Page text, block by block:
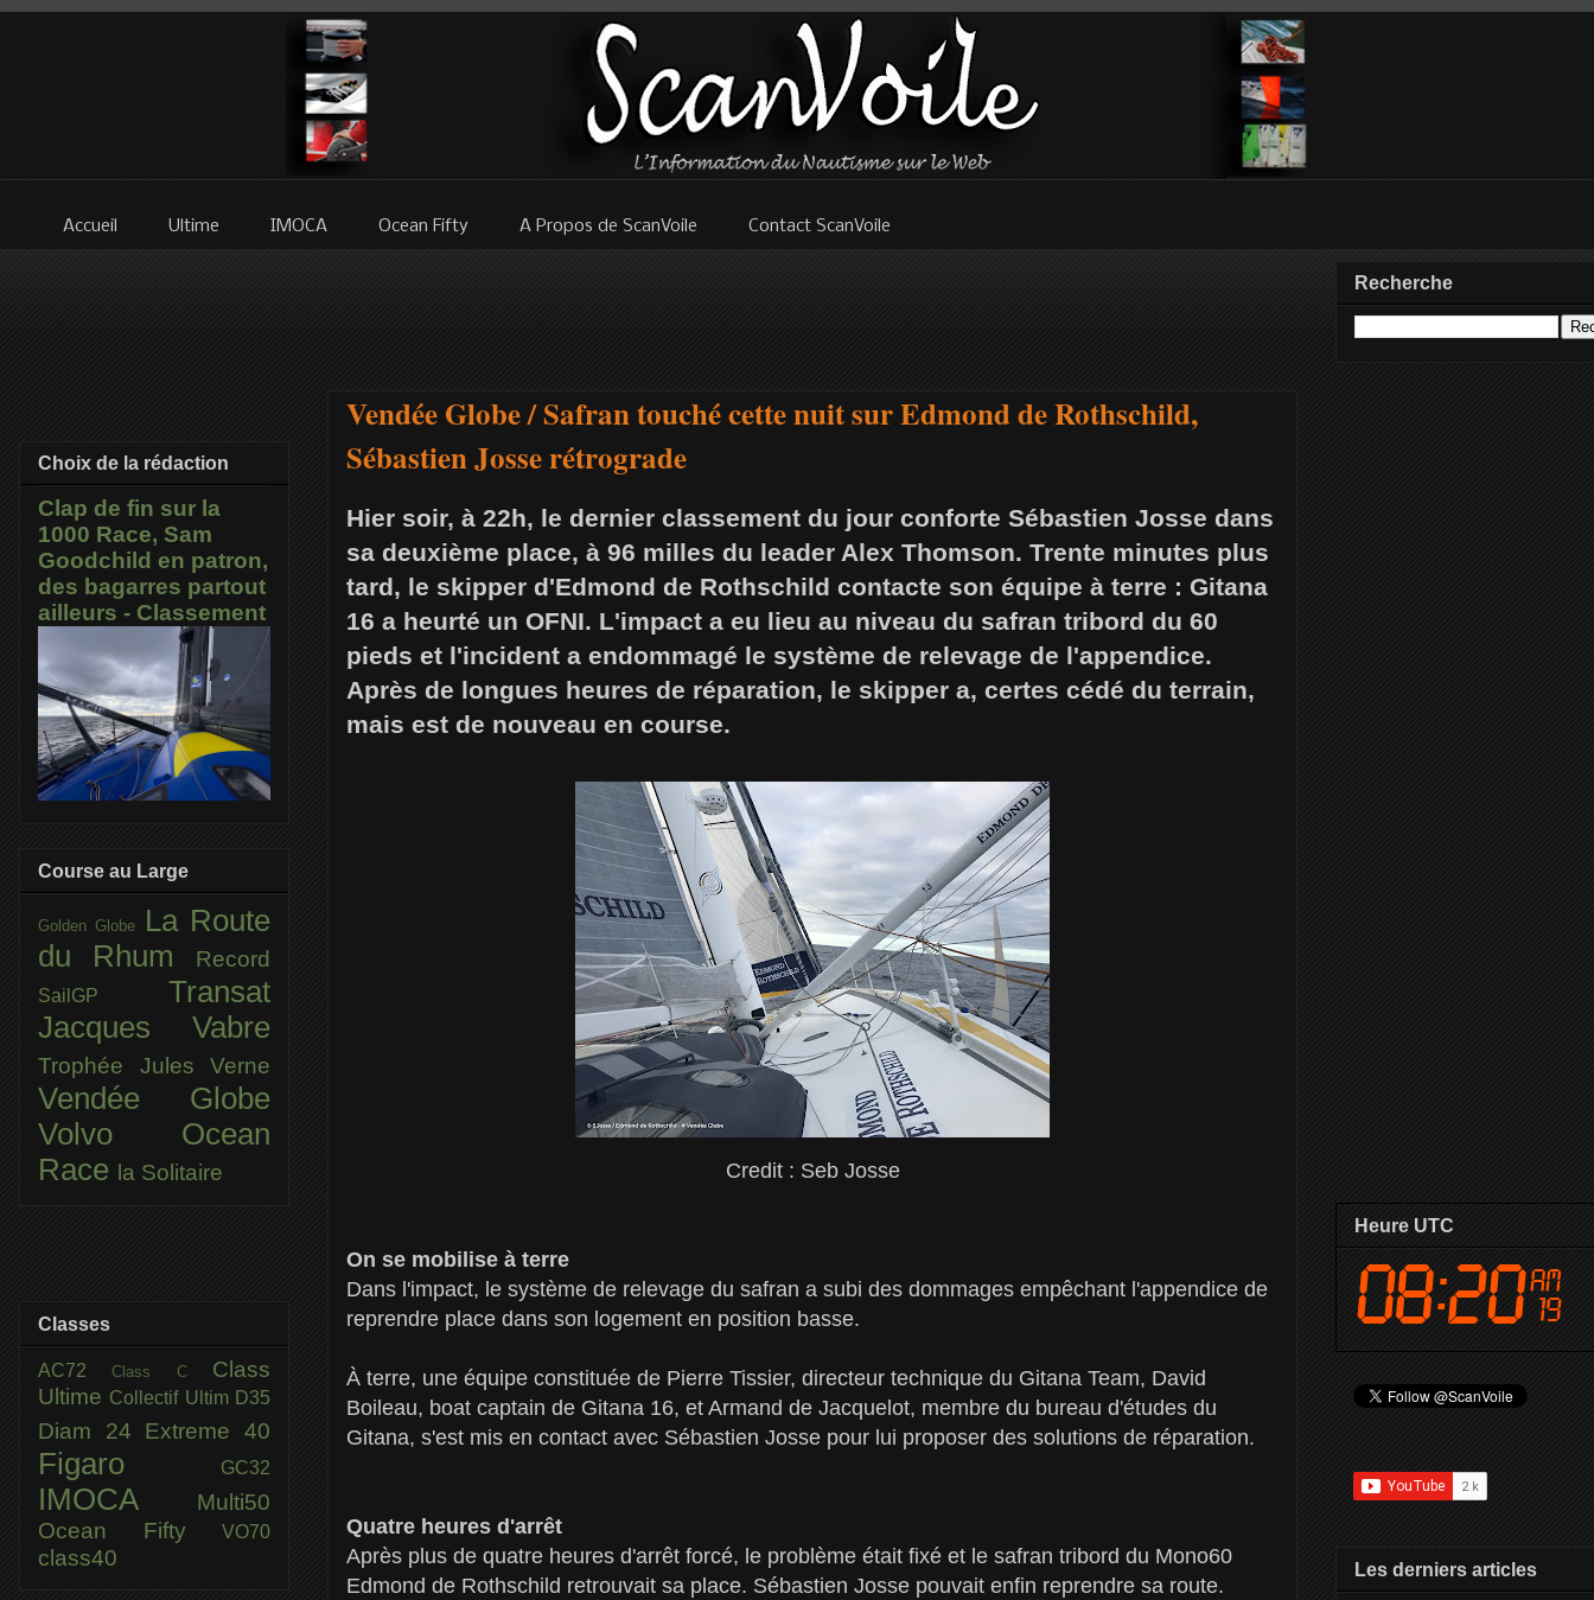
Accueil Ultime IMOCA Ocean Fifty A Propos de ScanVoile Contact ScanVoile
Vendée Globe / Safran touché cette nuit sur Edmond de Rothschild,
Sébastien Josse rétrograde
Hier soir, à 22h, le dernier classement du jour conforte Sébastien Josse dans
sa deuxième place, à 96 milles du leader Alex Thomson. Trente minutes plus
tard, le skipper d'Edmond de Rothschild contacte son équipe à terre : Gitana
16 a heurté un OFNI. L'impact a eu lieu au niveau du safran tribord du 60
pieds et l'incident a endommagé le système de relevage de l'appendice.
Après de longues heures de réparation, le skipper a, certes cédé du terrain,
mais est de nouveau en course.
Credit : Seb Josse
On se mobilise à terre
Dans l'impact, le système de relevage du safran a subi des dommages empêchant l'appendice de
reprendre place dans son logement en position basse.
À terre, une équipe constituée de Pierre Tissier, directeur technique du Gitana Team, David
Boileau, boat captain de Gitana 16, et Armand de Jacquelot, membre du bureau d'études du
Gitana, s'est mis en contact avec Sébastien Josse pour lui proposer des solutions de réparation.
Quatre heures d'arrêt
Après plus de quatre heures d'arrêt forcé, le problème était fixé et le safran tribord du Mono60
Edmond de Rothschild retrouvait sa place. Sébastien Josse pouvait enfin reprendre sa route.
Choix de la rédaction
Clap de fin sur la
1000 Race, Sam
Goodchild en patron,
des bagarres partout
ailleurs - Classement
Course au Large
Golden Globe
La Route
du Rhum
Record
SailGP Transat
Jacques Vabre
Trophée Jules Verne
Vendée Globe
Volvo Ocean
Race la Solitaire
Classes
AC72Class C Class
Ultime Collectif Ultim D35
Diam 24 Extreme 40
Figaro GC32
IMOCA
Multi50
Ocean Fifty
VO70
class40
Recherche
Heure UTC
Les derniers articles